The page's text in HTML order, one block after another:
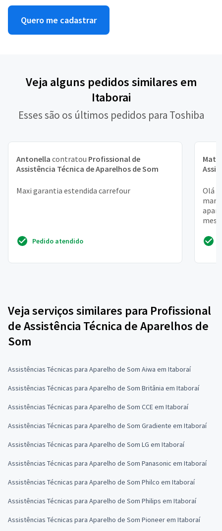
Quero me cadastrar
Veja alguns pedidos similares em
Itaborai
Esses são os últimos pedidos para Toshiba
Antonella contratou Profissional de
Assistência Técnica de Aparelhos de Som
Maxi garantia estendida carrefour
Pedido atendido
Olá
Veja serviços similares para Profissional
de Assistência Técnica de Aparelhos de
Som
Assistências Técnicas para Aparelho de Som Aiwa em Itaboraí
Assistências Técnicas para Aparelho de Som Britânia em Itaboraí
Assistências Técnicas para Aparelho de Som CCE em Itaboraí
Assistências Técnicas para Aparelho de Som Gradiente em Itaboraí
Assistências Técnicas para Aparelho de Som LG em Itaboraí
Assistências Técnicas para Aparelho de Som Panasonic em Itaboraí
Assistências Técnicas para Aparelho de Som Philco em Itaboraí
Assistências Técnicas para Aparelho de Som Philips em Itaboraí
Assistências Técnicas para Aparelho de Som Pioneer em Itaboraí